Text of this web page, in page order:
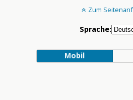
Zum
Sprache:
Mobil